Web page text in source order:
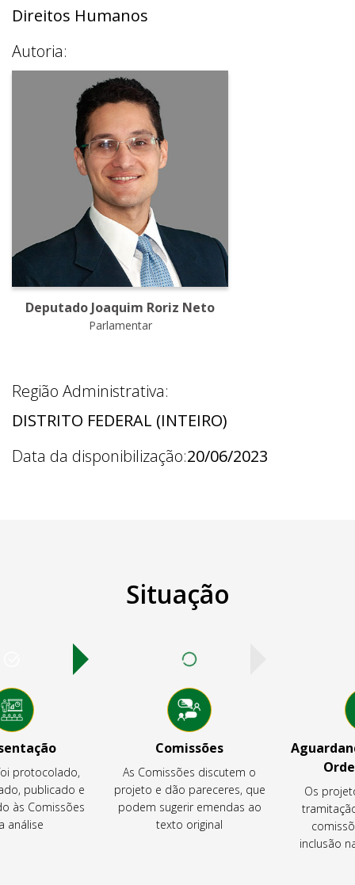
Direitos Humanos
Autoria:
Deputado Joaquim Roriz Neto
Parlamentar
Região Administrativa:
DISTRITO FEDERAL (INTEIRO)
Data da disponibilização:20/06/2023
Situação
protocolado,
publicado e
às Comissões
análise
Comissões
As Comissões discutem o
projeto e dão pareceres, que
podem sugerir emendas ao
texto original
Os
inclusão